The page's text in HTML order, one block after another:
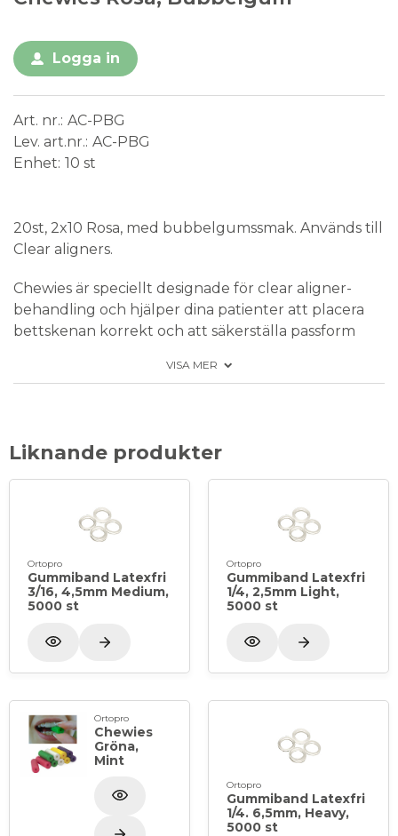
Logga in
Art. nr. AC-PBG
Lev. art.nr. AC-PBG
Enhet 10 st
20st, 2x10 Rosa, med bubbelgumssmak. Används till
Clear aligners.
Chewies är speciellt designade för clear aligner-
behandling och hjälper dina patienter att placera
bettskenan korrekt och att säkerställa passform
form som en vanlig bomullsrulle.
VISA MER
Liknande produkter
Ortopro
Gummiband Latexfri
3/16, 4,5mm Medium,
5000 st
Ortopro
Gummiband Latexfri
1/4, 2,5mm Light,
5000 st
Ortopro
Chewies
Gröna,
Mint
Ortopro
Gummiband Latexfri
1/4. 6,5mm, Heavy,
5000 st